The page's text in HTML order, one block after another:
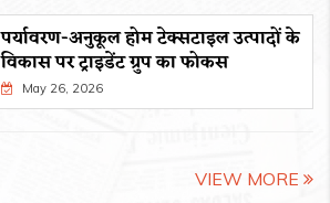
पर्यावरण-अनुकूल होम टेक्सटाइल उत्पादों के
विकास पर ट्राइडेंट ग्रुप का फोकस
May 26, 2026
VIEW MORE